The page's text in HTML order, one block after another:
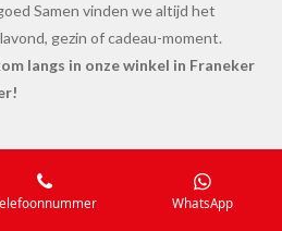
Samen vinden we altijd het
gezin of cadeau-moment.
langs in onze winkel in Franeker
WhatsApp